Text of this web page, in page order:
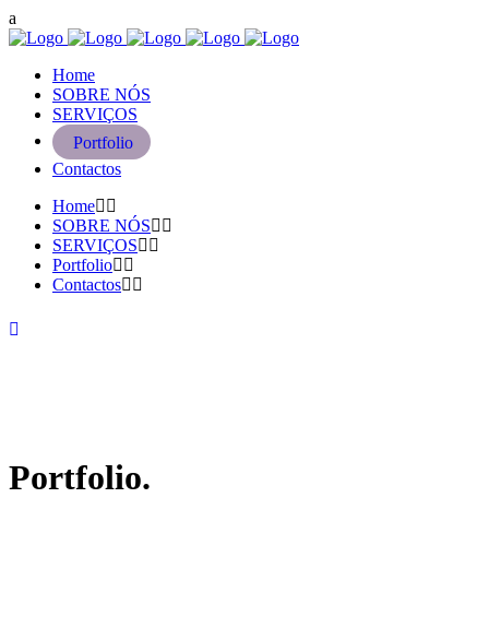
Home
SOBRE NÓS
SERVIÇOS
Portfolio
Contactos
Home
SOBRE NÓS
SERVIÇOS
Portfolio
Contactos
Portfolio.